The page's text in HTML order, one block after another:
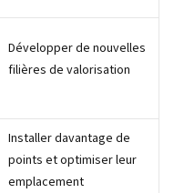
Développer de nouvelles
filières de valorisation
Installer davantage de
points et optimiser leur
emplacement